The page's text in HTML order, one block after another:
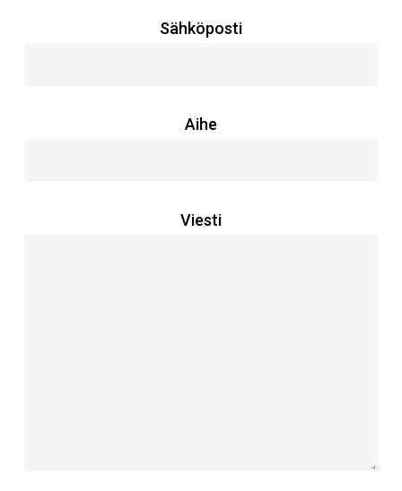
Sähköposti
Aihe
Viesti